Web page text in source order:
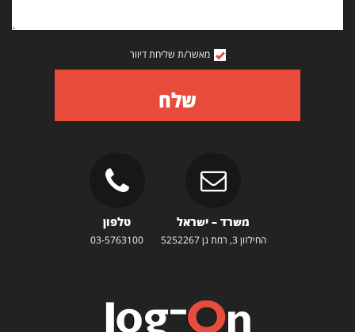
מאשר/ת שליחת דיוור
שלח
משרד – ישראל
החילזון 3, רמת גן 5252267
טלפון
03-5763100